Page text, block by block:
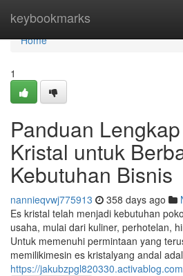
keybookmarks
Home
Home
1
Panduan
Kristal untuk
Kebutuhan Bisnis
nannieqvwj775913 358 days ago
Es kristal telah menjadi kebutuhan
usaha, mulai dari kuliner, perhotelan,
Untuk memenuhi permintaan yang
memilikimesin es kristalyang andal
https://